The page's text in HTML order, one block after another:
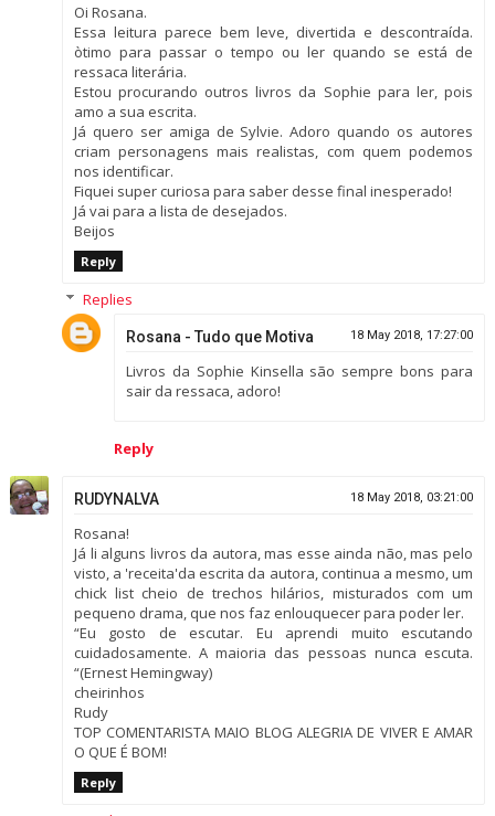
Oi Rosana.
Essa leitura parece bem leve, divertida e descontraída.
òtimo para passar o tempo ou ler quando se está de
ressaca literária.
Estou procurando outros livros da Sophie para ler, pois
amo a sua escrita.
Já quero ser amiga de Sylvie. Adoro quando os autores
criam personagens mais realistas, com quem podemos
nos identificar.
Fiquei super curiosa para saber desse final inesperado!
Já vai para a lista de desejados.
Beijos
Reply
Replies
Rosana - Tudo que Motiva 18 May 2018, 17:27:00
Livros da Sophie Kinsella são sempre bons para
sair da ressaca, adoro!
Reply
RUDYNALVA 18 May 2018, 03:21:00
Rosana!
Já li alguns livros da autora, mas esse ainda não, mas pelo
visto, a 'receita'da escrita da autora, continua a mesmo, um
chick list cheio de trechos hilários, misturados com um
pequeno drama, que nos faz enlouquecer para poder ler.
“Eu gosto de escutar. Eu aprendi muito escutando
cuidadosamente. A maioria das pessoas nunca escuta.
“(Ernest Hemingway)
cheirinhos
Rudy
TOP COMENTARISTA MAIO BLOG ALEGRIA DE VIVER E AMAR
O QUE É BOM!
Reply